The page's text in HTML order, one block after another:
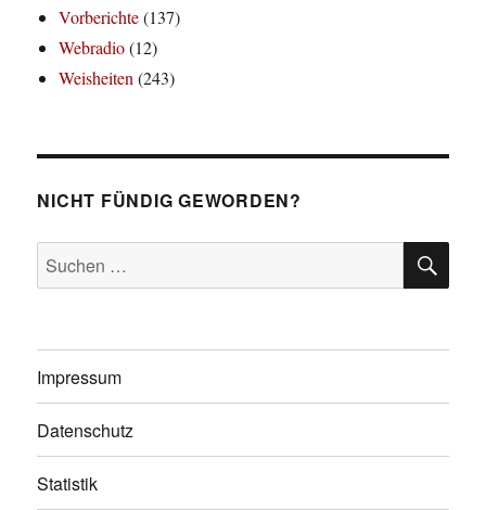
Vorberichte(137)
Webradio(12)
Weisheiten(243)
NICHT FÜNDIG GEWORDEN?
Suchen
nach:
Impressum
Datenschutz
Statistik